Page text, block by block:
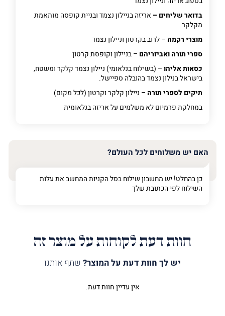
פרט על מה מדובר
בדואר שליחים – אריזה בניילון נצמד ובניית קופסה מותאמת
מקלקר
מוצרי רקמה – לרוב בקרטון וניילון נצמד
ספרי תורה ואביזריהם – בניילון וקופסת קרטון
כסאות אליהו– (בשילוח בנלאומי) ניילון נצמד קלקר ומשטח,
בישראל בנילון נצמד בהובלה ספיישל.
תיקים לספרי תורה – ניילון קלקר וקרטון (לכל מקום)
במחלקת פרמיוםלא משלמים על אריזה בנלאומית
האם יש משלוחים לכל העולם?
כן בהחלט! יש מחשבון שילוח בסל הקניות המחשב את עלות
השילוח לפי הכתובת שלך
חוות דעת לקוחות על מוצר זה
יש לך חוות דעת על המוצר? שתף אותנו
אין עדיין חוות דעת.